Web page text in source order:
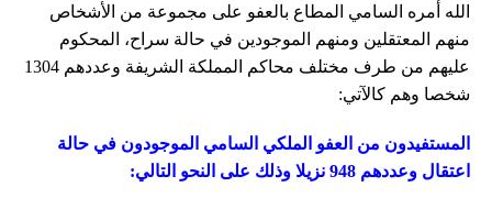
الله أمره السامي المطاع بالعفو على مجموعة من الأشخاص
منهم المعتقلين ومنهم الموجودين في حالة سراح، المحكوم
عليهم من طرف مختلف محاكم المملكة الشريفة وعددهم 1304
شخصا وهم كالآتي:
المستفيدون من العفو الملكي السامي الموجودون في حالة
اعتقال وعددهم 948 نزيلا وذلك على النحو التالي: